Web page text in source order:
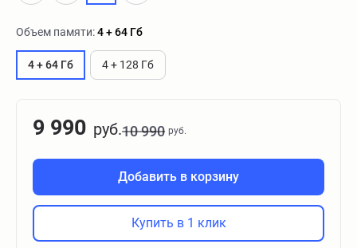
Объем памяти:4 + 64 Гб
4 + 64 Гб 4 + 128 Гб
9 990 руб.10 990 руб.
Добавить в корзину
Купить в 1 клик